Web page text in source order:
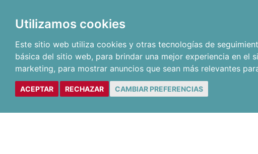
Utilizamos cookies
Este sitio web utiliza cookies y otras tecnologías de
básica del sitio web, para brindar una mejor experiencia en el
marketing, para mostrar anuncios que sean más relevantes
ACEPTAR RECHAZAR CAMBIAR PREFERENCIAS